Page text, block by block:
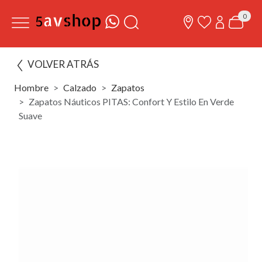
0
VOLVER ATRÁS
Hombre Calzado
Zapatos
Zapatos Náuticos PITAS: Confort Y Estilo En Verde
Suave